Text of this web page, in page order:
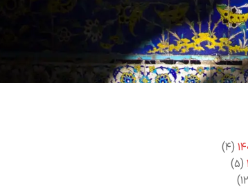
(۴)
(۵)